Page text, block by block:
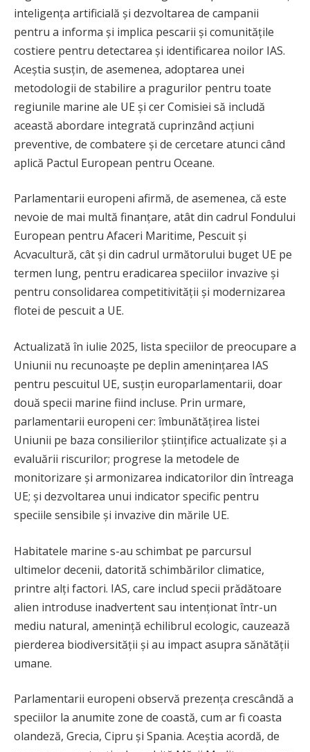
inteligența artificială și dezvoltarea de campanii
pentru a informa și implica pescarii și comunitățile
costiere pentru detectarea și identificarea noilor IAS.
Aceștia susțin, de asemenea, adoptarea unei
metodologii de stabilire a pragurilor pentru toate
regiunile marine ale UE și cer Comisiei să includă
această abordare integrată cuprinzând acțiuni
preventive, de combatere și de cercetare atunci când
aplică Pactul European pentru Oceane.
Parlamentarii europeni afirmă, de asemenea, că este
nevoie de mai multă finanțare, atât din cadrul Fondului
European pentru Afaceri Maritime, Pescuit și
Acvacultură, cât și din cadrul următorului buget UE pe
termen lung, pentru eradicarea speciilor invazive și
pentru consolidarea competitivității și modernizarea
flotei de pescuit a UE.
Actualizată în iulie 2025, lista speciilor de preocupare a
Uniunii nu recunoaște pe deplin amenințarea IAS
pentru pescuitul UE, susțin europarlamentarii, doar
două specii marine fiind incluse. Prin urmare,
parlamentarii europeni cer: îmbunătățirea listei
Uniunii pe baza consilierilor științifice actualizate și a
evaluării riscurilor; progrese la metodele de
monitorizare și armonizarea indicatorilor din întreaga
UE; și dezvoltarea unui indicator specific pentru
speciile sensibile și invazive din mările UE.
Habitatele marine s-au schimbat pe parcursul
ultimelor decenii, datorită schimbărilor climatice,
printre alți factori. IAS, care includ specii prădătoare
alien introduse inadvertent sau intenționat într-un
mediu natural, amenință echilibrul ecologic, cauzează
pierderea biodiversității și au impact asupra sănătății
umane.
Parlamentarii europeni observă prezența crescândă a
speciilor la anumite zone de coastă, cum ar fi coasta
olandeză, Grecia, Cipru și Spania. Aceștia acordă, de